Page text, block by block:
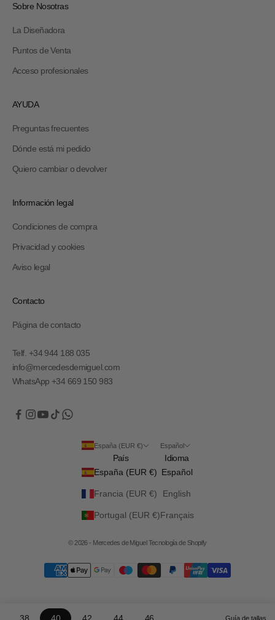
Sobre Nosotras
La Diseñadora
Puntos de Venta
Acceso profesionales
AYUDA
Preguntas frecuentes
Dónde está mi pedido
Quiero cambiar o devolver
Información legal
Condiciones de compra
Privacidad y cookies
Aviso legal
Contacto
Página de contacto
Telf. +34 944 188 035
info@mercedesdemiguel.com
WhatsApp +34 669 150 983
España (EUR €)
País
España (EUR €)
Francia (EUR €)
Portugal (EUR €)
Español
Idioma
Español
English
Français
© 2026 - Mercedes de MiguelTecnología de Shopify
Guía de tallas